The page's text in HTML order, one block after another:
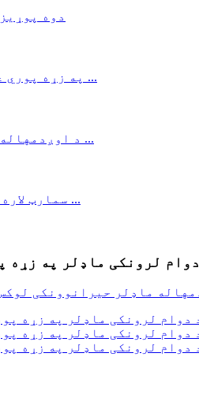
لرونکی ماډلر په زړه